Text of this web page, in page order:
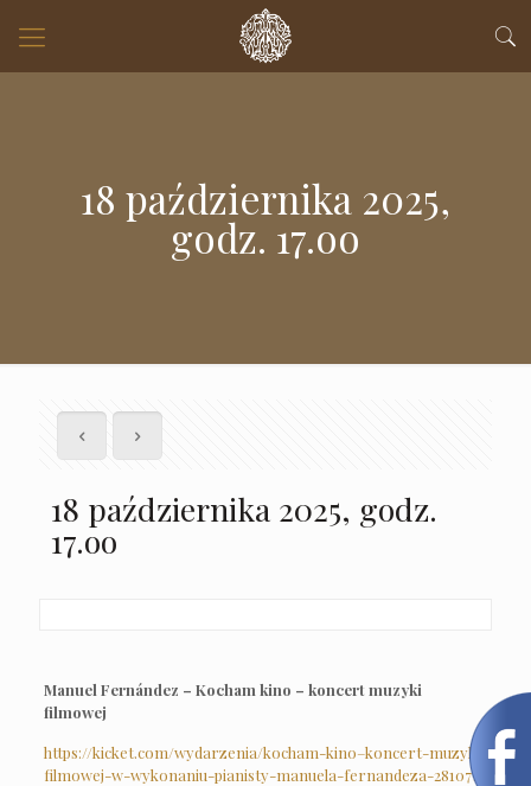
18 października 2025,
godz. 17.oo
18 października 2025, godz.
17.oo
Manuel Fernández – Kocham kino – koncert muzyki
filmowej
https://kicket.com/wydarzenia/kocham-kino–koncert-muzyki-
filmowej-w-wykonaniu-pianisty-manuela-fernandeza-28107?